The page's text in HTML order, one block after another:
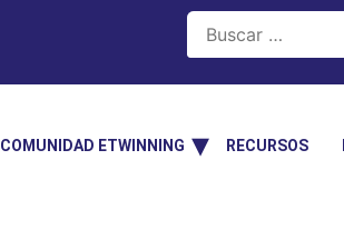
COMUNIDAD ETWINNING RECURSOS